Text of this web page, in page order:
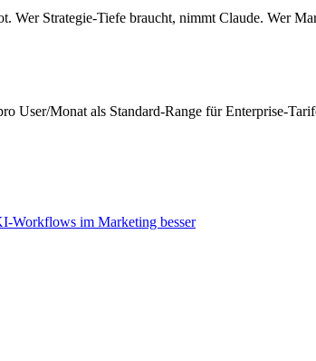
Wer Strategie-Tiefe braucht, nimmt Claude. Wer
User/Monat als Standard-Range für Enterprise-
Workflows im Marketing besser